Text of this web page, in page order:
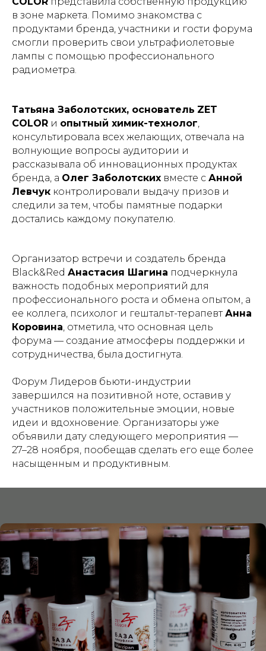
в зоне маркета. Помимо знакомства с
продуктами бренда, участники и гости форума
смогли проверить свои ультрафиолетовые
лампы с помощью профессионального
радиометра.
Татьяна Заболотских, основатель ZET
COLOR и опытный химик-технолог,
консультировала всех желающих, отвечала на
волнующие вопросы аудитории и
рассказывала об инновационных продуктах
бренда, а Олег Заболотских вместе с Анной
Левчук контролировали выдачу призов и
следили за тем, чтобы памятные подарки
достались каждому покупателю.
Организатор встречи и создатель бренда
Black&Red Анастасия Шагина подчеркнула
важность подобных мероприятий для
профессионального роста и обмена опытом, а
ее коллега, психолог и гештальт-терапевтАнна
Коровина, отметила, что основная цель
форума — создание атмосферы поддержки и
сотрудничества, была достигнута.
Форум Лидеров бьюти-индустрии
завершился на позитивной ноте, оставив у
участников положительные эмоции, новые
идеи и вдохновение. Организаторы уже
объявили дату следующего мероприятия —
27–28 ноября, пообещав сделать его еще более
насыщенным и продуктивным.